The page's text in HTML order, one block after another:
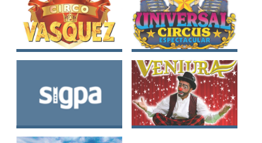
Circo Vásquez Chile Universal Circus
Circo Los Cachirullos Circo Los Ventura